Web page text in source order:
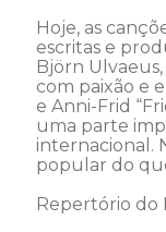
Hoje, as
escritas e
Björn
com paixão e
e Anni-Frid
uma parte
internacional.
popular do
Repertório do